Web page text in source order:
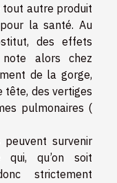
tout autre produit
la santé. Au
des effets
alors chez
de la gorge,
tête, des vertiges
pulmonaires (
survenir
qui, qu’on soit
strictement